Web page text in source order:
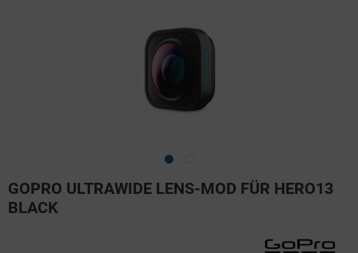
GOPRO ULTRAWIDE LENS-MOD FÜR HERO13
BLACK